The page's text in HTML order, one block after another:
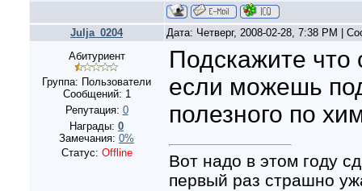
Julja_0204
Дата: Четверг, 2008-02-28, 7:38 PM |
Абитуриент
Группа: Пользователи
Сообщений: 1
Репутация: 0
Награды: 0
Замечания: 0%
Статус: Offline
Подскажите что
если можешь
полезного по
Вот надо в этом году
первый раз страшно